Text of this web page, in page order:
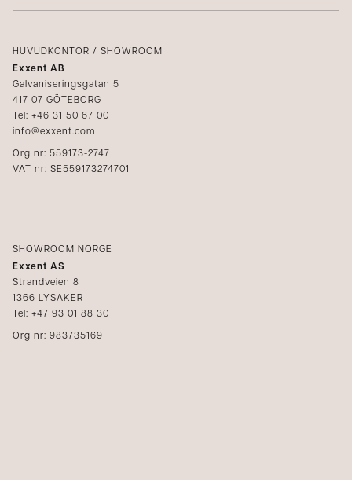
Integritetspolicy
Kataloger
Mediabank
Bli återförsäljare
HUVUDKONTOR / SHOWROOM
Exxent AB
Galvaniseringsgatan 5
417 07 GÖTEBORG
Tel: +46 31 50 67 00
info@exxent.com
Org nr: 559173-2747
VAT nr: SE559173274701
SHOWROOM NORGE
Exxent AS
Strandveien 8
1366 LYSAKER
Tel: +47 93 01 88 30
Org nr: 983735169